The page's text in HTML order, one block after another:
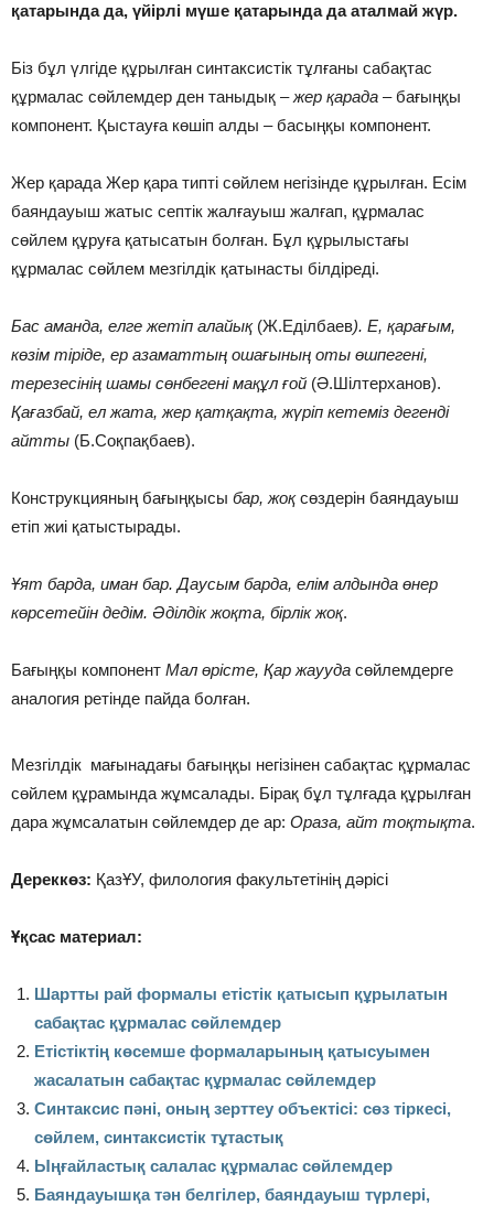
қатарында да, үйірлі мүше қатарында да аталмай жүр.
Біз бұл үлгіде құрылған синтаксистік тұлғаны сабақтас
құрмалас сөйлемдер ден таныдық –жер қарада – бағыңқы
компонент. Қыстауға көшіп алды – басыңқы компонент.
Жер қарада Жер қара типті сөйлем негізінде құрылған. Есім
баяндауыш жатыс септік жалғауыш жалғап, құрмалас
сөйлем құруға қатысатын болған. Бұл құрылыстағы
құрмалас сөйлем мезгілдік қатынасты білдіреді.
Бас аманда, елге жетіп алайық(Ж.Еділбаев). Е, қарағым,
көзім тіріде, ер азаматтың ошағының оты өшпегені,
терезесінің шамы сөнбегені мақұл ғой (Ә.Шілтерханов).
Қағазбай, ел жата, жер қатқақта, жүріп кетеміз дегенді
айтты (Б.Соқпақбаев).
Конструкцияның бағыңқысы бар, жоқсөздерін баяндауыш
етіп жиі қатыстырады.
Ұят барда, иман бар. Даусым барда, елім алдында өнер
көрсетейін дедім. Әділдік жоқта, бірлік жоқ.
Бағыңқы компонент Мал өрісте, Қар жаууда сөйлемдерге
аналогия ретінде пайда болған.
Мезгілдік мағынадағы бағыңқы негізінен сабақтас құрмалас
сөйлем құрамында жұмсалады. Бірақ бұл тұлғада құрылған
дара жұмсалатын сөйлемдер де ар: Ораза, айт тоқтықта.
Дереккөз: ҚазҰУ, филология факультетінің дәрісі
Ұқсас материал:
Шартты рай формалы етістік қатысып құрылатын
сабақтас құрмалас сөйлемдер
Етістіктің көсемше формаларының қатысуымен
жасалатын сабақтас құрмалас сөйлемдер
Синтаксис пәні, оның зерттеу объектісі: сөз тіркесі,
сөйлем, синтаксистік тұтастық
Ыңғайластық салалас құрмалас сөйлемдер
Баяндауышқа тән белгілер, баяндауыш түрлері,